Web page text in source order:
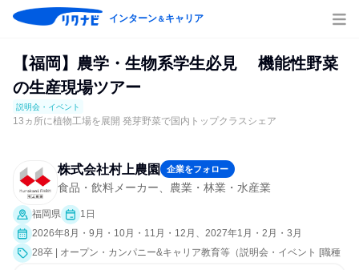
インターン＆キャリア
【福岡】農学・生物系学生必見 機能性野菜
の生産現場ツアー
説明会・イベント
13ヵ所に植物工場を展開 発芽野菜で国内トップクラスシェア
株式会社村上農園 企業をフォロー
食品・飲料メーカー、農業・林業・水産業
福岡県
1日
2026年8月・9月・10月・11月・12月、2027年1月・2月・3月
28卒 | オープン・カンパニー&キャリア教育等（説明会・イベント [職種